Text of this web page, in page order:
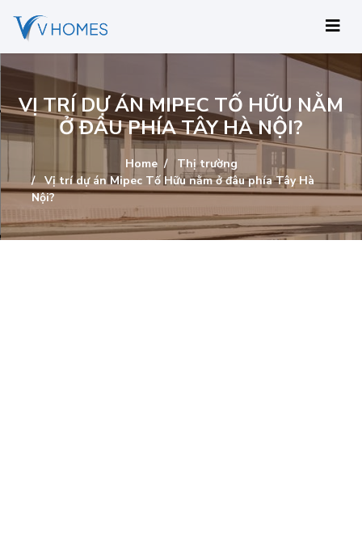
VỊ TRÍ DỰ ÁN MIPEC TỐ HỮU NẰM
Ở ĐÂU PHÍA TÂY HÀ NỘI?
Home
Thị trường
Vị trí dự án Mipec Tố Hữu nằm ở đâu phía Tây Hà
Nội?